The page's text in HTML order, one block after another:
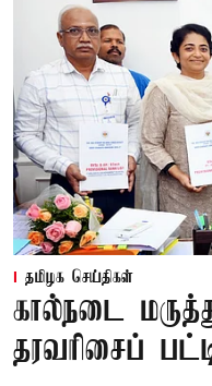
தமிழக செய்திகள்
கால்நடை
தரவரிசைப்